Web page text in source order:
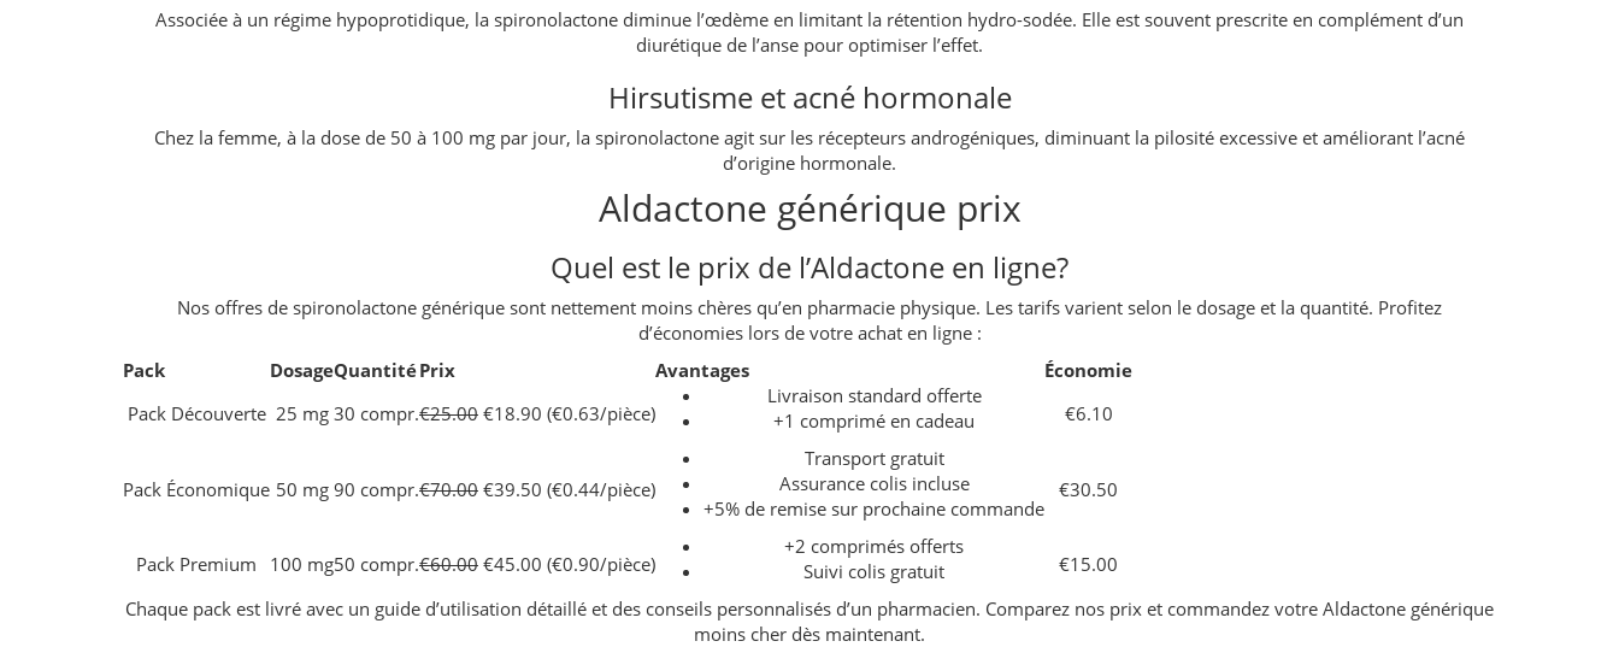
Associée à un régime hypoprotidique, la spironolactone diminue l’œdème en limitant la rétention hydro-sodée. Elle est souvent prescrite en complément d’un
diurétique de l’anse pour optimiser l’effet.
Hirsutisme et acné hormonale
Chez la femme, à la dose de 50 à 100 mg par jour, la spironolactone agit sur les récepteurs androgéniques, diminuant la pilosité excessive et améliorant l’acné
d’origine hormonale.
Aldactone générique prix
Quel est le prix de l’Aldactone en ligne?
Nos offres de spironolactone générique sont nettement moins chères qu’en pharmacie physique. Les tarifs varient selon le dosage et la quantité. Profitez
d’économies lors de votre achat en ligne :
Pack
DosageQuantitéPrix Avantages
Économie
Pack Découverte 25 mg 30 compr.€25.00 €18.90 (€0.63/pièce)
Livraison standard offerte
+1 comprimé en cadeau
€6.10
Pack Économique 50 mg 90 compr.€70.00 €39.50 (€0.44/pièce)
Transport gratuit
Assurance colis incluse
+5% de remise sur prochaine commande
€30.50
Pack Premium 100 mg50 compr.€60.00 €45.00 (€0.90/pièce)
+2 comprimés offerts
Suivi colis gratuit
€15.00
Chaque pack est livré avec un guide d’utilisation détaillé et des conseils personnalisés d’un pharmacien. Comparez nos prix et commandez votre Aldactone générique
moins cher dès maintenant.